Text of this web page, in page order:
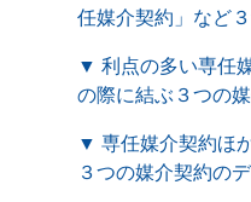
任媒介契約」など
▼ 利点の多い専任
の際に結ぶ３つの
▼ 専任媒介契約ほ
３つの媒介契約の